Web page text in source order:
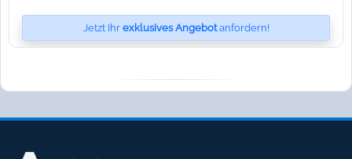
Jetzt Ihr exklusives Angebotanfordern!